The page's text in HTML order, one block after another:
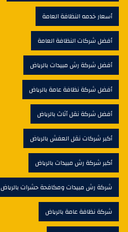
أسعار خدمه النظافة العامة
أفضل شركات النظافة العامة
أفضل شركة رش مبيدات بالرياض
أفضل شركة نظافة عامة بالرياض
أفضل شركة نقل أثاث بالرياض
أكبر شركات نقل العفش بالرياض
أكبر شركة رش مبيدات بالرياض
شركة رش مبيدات ومكافحة حشرات بالرياض
شركة نظافة عامة بالرياض